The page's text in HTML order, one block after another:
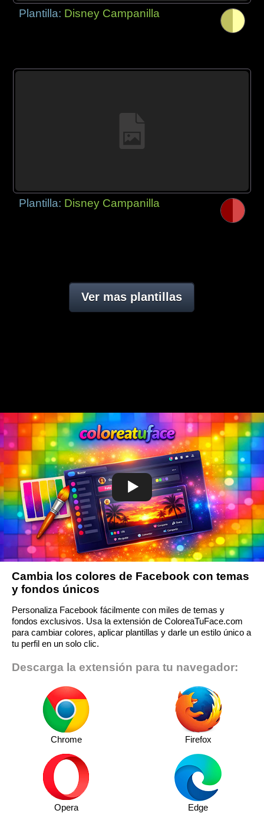
Plantilla: Disney Campanilla
Plantilla: Disney Campanilla
Ver mas plantillas
Cambia los colores de Facebook con temas
y fondos únicos
Personaliza Facebook fácilmente con miles de temas y
fondos exclusivos. Usa la extensión de ColoreaTuFace.com
para cambiar colores, aplicar plantillas y darle un estilo único a
tu perfil en un solo clic.
Descarga la extensión para tu navegador:
Chrome Firefox
Opera Edge